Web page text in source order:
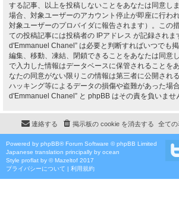
する記事、以上を投稿しないことをあなたは同意し
場合、対象ユーザーのアカウント停止が即座に行わ
対象ユーザーのプロバイダに報告されます）。この
ての投稿記事には投稿者の IPアドレス が記録されま
d'Emmanuel Chanel” は必要と判断すればいつでも
編集、移動、凍結、閉鎖できることをあなたは同意
で入力した情報はデータベースに保管されることを
なたの同意がない限りこの情報は第三者に公開され
ハッキング等によるデータの損傷や盗難があった場
d'Emmanuel Chanel” と phpBB はその責を負いませ
全ての
掲示板の cookie を消去する
連絡する
Powered by phpBB® Forum Software © phpBB Limited
Japanese translation principally by ocean
Style proflat by ©Mazeltof 2017
プライバシーについて | 利用規約